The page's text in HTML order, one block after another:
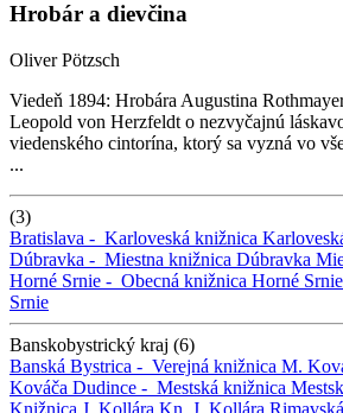
Hrobár a dievčina
Oliver Pötzsch
Viedeň 1894: Hrobára Augustina
Leopold von Herzfeldt o nezvyčajnú
viedenského cintorína, ktorý sa vyzná vo
...
(3)
Bratislava - Karloveská knižnica
Dúbravka - Miestna knižnica Dúbravka
Horné Srnie - Obecná knižnica Horné Srnie
Srnie
Banskobystrický kraj (6)
Banská Bystrica - Verejná knižnica M.
Kováča Dudince - Mestská knižnica
Knižnica J. Kollára Kn. J. Kollára